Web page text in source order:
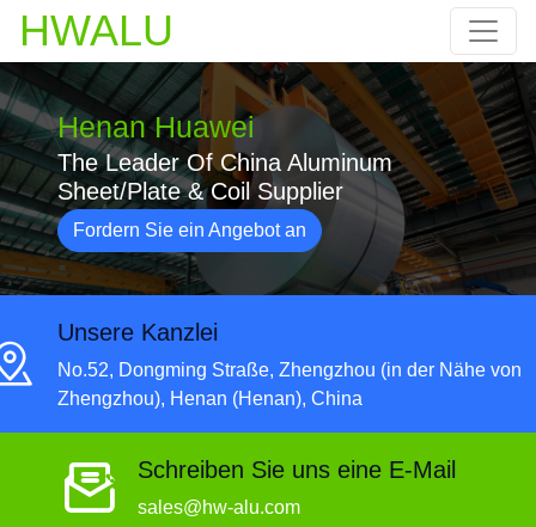
HWALU
Henan Huawei
The Leader Of China Aluminum
Sheet/Plate & Coil Supplier
Fordern Sie ein Angebot an
Unsere Kanzlei
No.52, Dongming Straße, Zhengzhou (in der Nähe von
Zhengzhou), Henan (Henan), China
Schreiben Sie uns eine E-Mail
sales@hw-alu.com